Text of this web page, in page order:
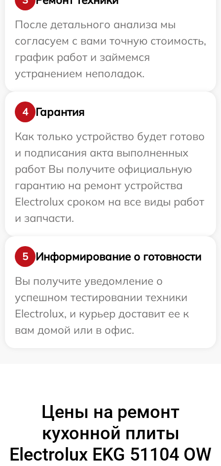
После детального анализа мы
согласуем с вами точную стоимость,
график работ и займемся
устранением неполадок.
4
Гарантия
Как только устройство будет готово
и подписания акта выполненных
работ Вы получите официальную
гарантию на ремонт устройства
Electrolux сроком на все виды работ
и запчасти.
5
Информирование о готовности
Вы получите уведомление о
успешном тестировании техники
Electrolux, и курьер доставит ее к
вам домой или в офис.
Цены на ремонт
кухонной плиты
Electrolux EKG 51104 OW